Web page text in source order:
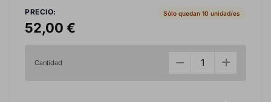
PRECIO:
52,00 €
Sólo quedan 10 unidad/es
Cantidad